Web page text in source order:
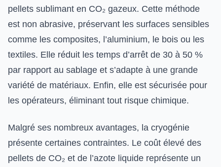
pellets sublimant en CO₂ gazeux. Cette méthode
est non abrasive, préservant les surfaces sensibles
comme les composites, l’aluminium, le bois ou les
textiles. Elle réduit les temps d’arrêt de 30 à 50 %
par rapport au sablage et s’adapte à une grande
variété de matériaux. Enfin, elle est sécurisée pour
les opérateurs, éliminant tout risque chimique.
Malgré ses nombreux avantages, la cryogénie
présente certaines contraintes. Le coût élevé des
pellets de CO₂ et de l’azote liquide représente un